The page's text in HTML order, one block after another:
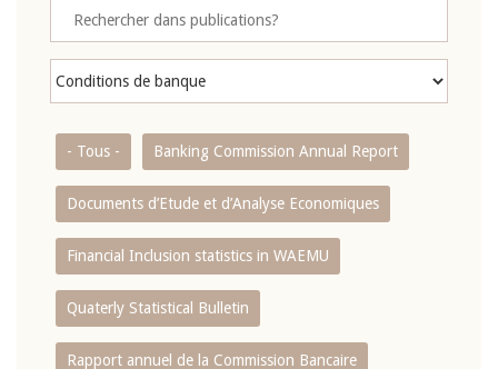
- Tous - Banking Commission Annual Report
Documents d’Etude et d’Analyse Economiques
Financial Inclusion statistics in WAEMU
Quaterly Statistical Bulletin
Rapport annuel de la Commission Bancaire